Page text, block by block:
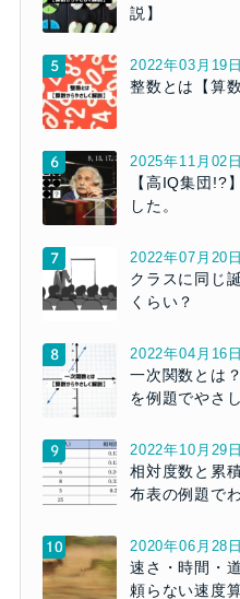
説】
2022年03月19日
整数とは【算
2025年11月02日
【高IQ集団!?
した。
2022年07月20日
クラスに同じ
くらい？
2022年04月16日
一次関数とは
を例題でやさ
2022年10月29日
相対度数と累
布表の例題で
2020年06月28日
速さ・時間・
頼らない速度